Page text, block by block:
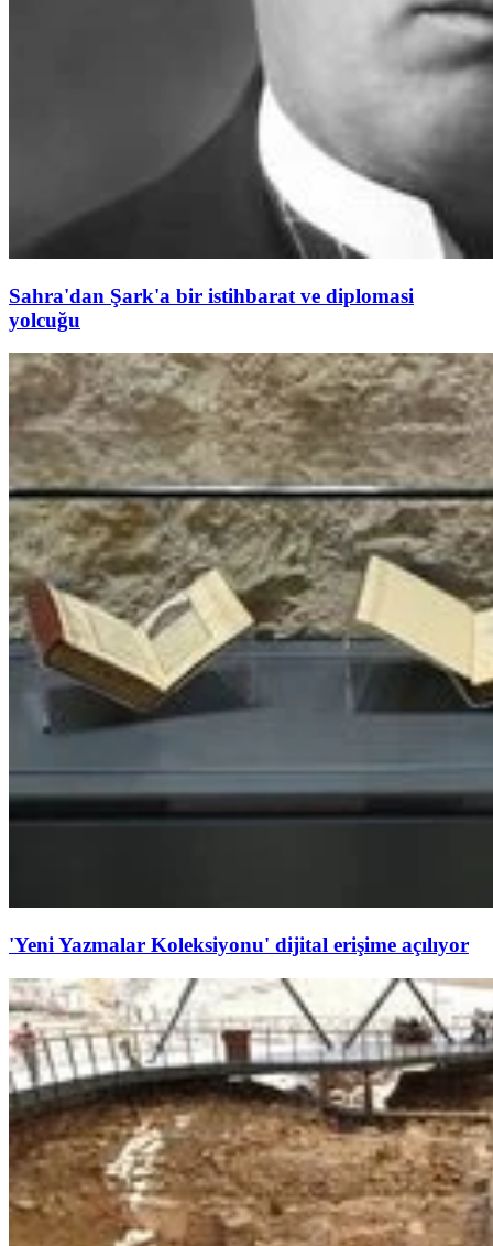
Sahra'dan Şark'a bir istihbarat ve diplomasi
yolcuğu
'Yeni Yazmalar Koleksiyonu' dijital erişime açılıyor